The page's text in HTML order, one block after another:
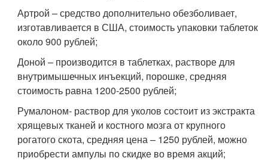
Артрой – средство дополнительно обезболивает,
изготавливается в США, стоимость упаковки таблеток
около 900 рублей;
Доной – производится в таблетках, растворе для
внутримышечных инъекций, порошке, средняя
стоимость равна 1200-2500 рублей;
Румалоном- раствор для уколов состоит из экстракта
хрящевых тканей и костного мозга от крупного
рогатого скота, средняя цена – 1250 рублей, можно
приобрести ампулы по скидке во время акций;